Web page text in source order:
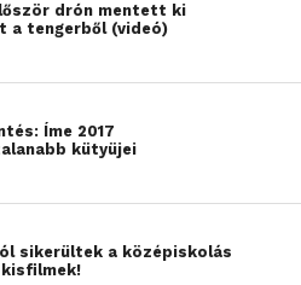
drón mentett ki
a tengerből (videó)
Íme 2017
kütyüjei
sikerültek a középiskolás